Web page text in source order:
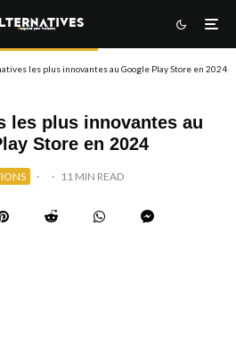
les plus innovantes au Google Play Store en 2024
les plus innovantes au
Store en 2024
· · 11 MIN READ